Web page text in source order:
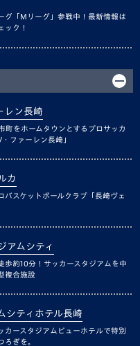
グ「Mリーグ」参戦中！最新情報は
ック！
レン長崎
町をホームタウンとするプロサッカ
ファーレン長崎」
カ
バスケットボールクラブ「長崎ヴェ
アムシティ
歩約10分！サッカースタジアムを中
複合施設
シティホテル長崎
カースタジアムビューホテルで特別
ろぎを。